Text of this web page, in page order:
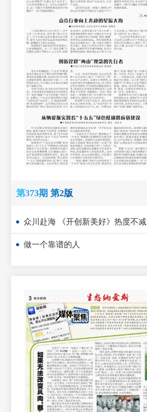
第373期 第2版
众川赴海 《开创新美好》热度不减
做一个靠谱的人